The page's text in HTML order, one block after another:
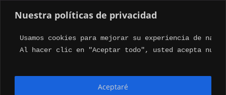
Nuestra políticas de privacidad
Usamos cookies para mejorar su experiencia de
Al hacer clic en "Aceptar todo", usted acepta
Aceptaré
ESTILO DE VIDA